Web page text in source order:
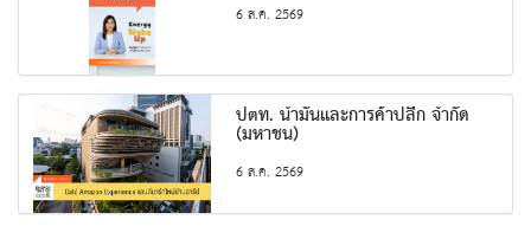
6 ส.ค. 2569
ปตท. น้ำมันและการค้าปลีก จำกัด
(มหาชน)
6 ส.ค. 2569